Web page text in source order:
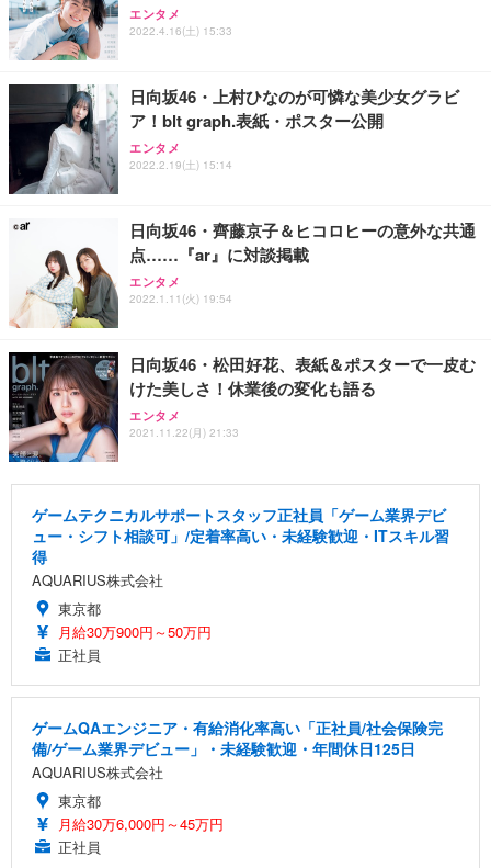
エンタメ
2022.4.16(土) 15:33
日向坂46・上村ひなのが可憐な美少女グラビ
ア！blt graph.表紙・ポスター公開
エンタメ
2022.2.19(土) 15:14
日向坂46・齊藤京子＆ヒコロヒーの意外な共通
点……『ar』に対談掲載
エンタメ
2022.1.11(火) 19:54
日向坂46・松田好花、表紙＆ポスターで一皮む
けた美しさ！休業後の変化も語る
エンタメ
2021.11.22(月) 21:33
ゲームテクニカルサポートスタッフ正社員「ゲーム業界デビ
ュー・シフト相談可」/定着率高い・未経験歓迎・ITスキル習
得
AQUARIUS株式会社
東京都
月給30万900円～50万円
正社員
ゲームQAエンジニア・有給消化率高い「正社員/社会保険完
備/ゲーム業界デビュー」・未経験歓迎・年間休日125日
AQUARIUS株式会社
東京都
月給30万6,000円～45万円
正社員